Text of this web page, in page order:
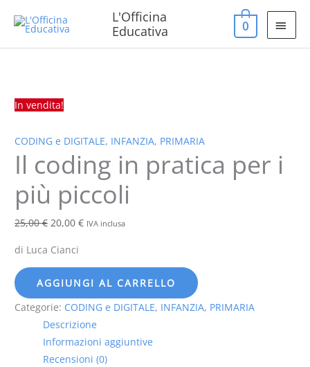
L'Officina
Educativa
0
In vendita!
CODING e DIGITALE, INFANZIA, PRIMARIA
Il coding in pratica per i
più piccoli
25,00€
era:
20,00€ IVA inclusa
di Luca Cianci
pratica
i
piccoli
quantità
AGGIUNGI AL CARRELLO
Categorie: CODING e DIGITALE, INFANZIA, PRIMARIA
Descrizione
Informazioni aggiuntive
Recensioni (0)